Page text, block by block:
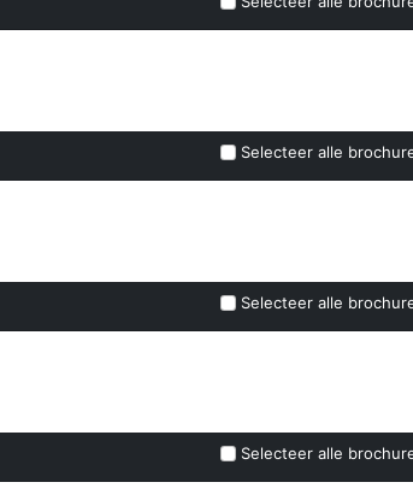
Selecteer alle
Selecteer alle
Selecteer alle